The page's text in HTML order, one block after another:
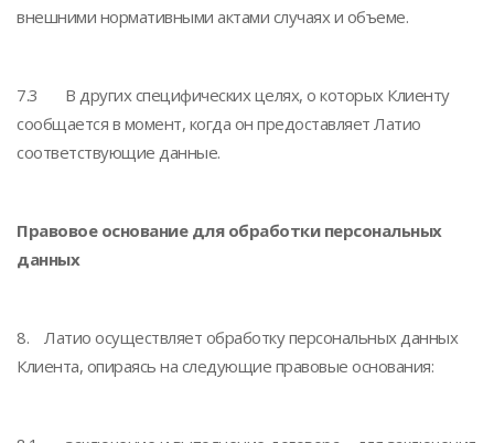
внешними нормативными актами случаях и объеме.
7.3 В других специфических целях, о которых Клиенту
сообщается в момент, когда он предоставляет Латио
соответствующие данные.
Правовое основание для обработки персональных
данных
8. Латио осуществляет обработку персональных данных
Клиента, опираясь на следующие правовые основания: